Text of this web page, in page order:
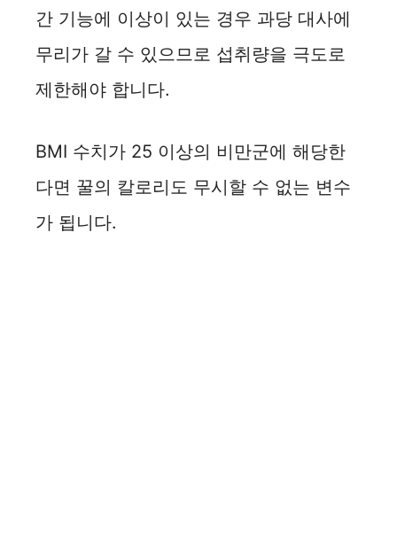
d
o
간 기능에 이상이 있는 경우 과당 대사에
무리가 갈 수 있으므로 섭취량을 극도로
제한해야 합니다.
BMI 수치가 25 이상의 비만군에 해당한
다면 꿀의 칼로리도 무시할 수 없는 변수
가 됩니다.